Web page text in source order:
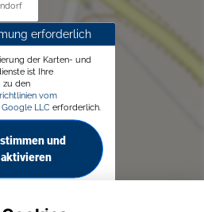
erforderlich
der Karten- und
ist Ihre
zu den
vom
LLC erforderlich.
und
aktivieren